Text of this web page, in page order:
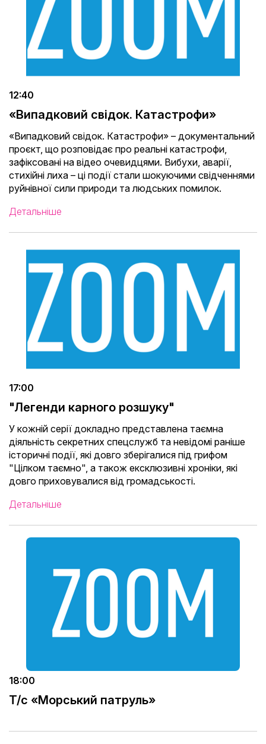
12:40
«Випадковий свідок. Катастрофи»
«Випадковий свідок. Катастрофи» – документальний
проєкт, що розповідає про реальні катастрофи,
зафіксовані на відео очевидцями. Вибухи, аварії,
стихійні лиха – ці події стали шокуючими свідченнями
руйнівної сили природи та людських помилок.
Детальніше
17:00
"Легенди карного розшуку"
У кожній серії докладно представлена ​​таємна
діяльність секретних спецслужб та невідомі раніше
історичні події, які довго зберігалися під грифом
"Цілком таємно", а також ексклюзивні хроніки, які
довго приховувалися від громадськості.
Детальніше
18:00
Т/с «Морський патруль»